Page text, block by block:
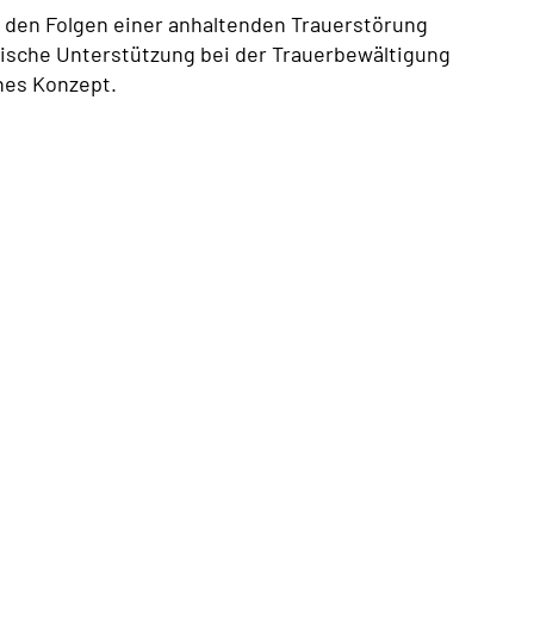
Folgen einer anhaltenden Trauerstörung
Unterstützung bei der Trauerbewältigung
Konzept.